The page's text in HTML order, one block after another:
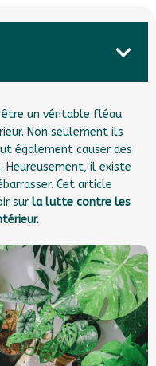
être un véritable fléau
Non seulement ils
également causer des
Heureusement, il existe
Cet article
sur la lutte contre les